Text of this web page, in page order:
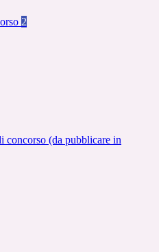
2
concorso (da pubblicare in